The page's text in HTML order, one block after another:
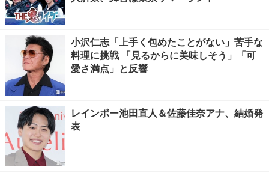
小沢仁志「上手く包めたことがない」苦手な
料理に挑戦 「見るからに美味しそう」「可
愛さ満点」と反響
レインボー池田直人＆佐藤佳奈アナ、結婚発
表